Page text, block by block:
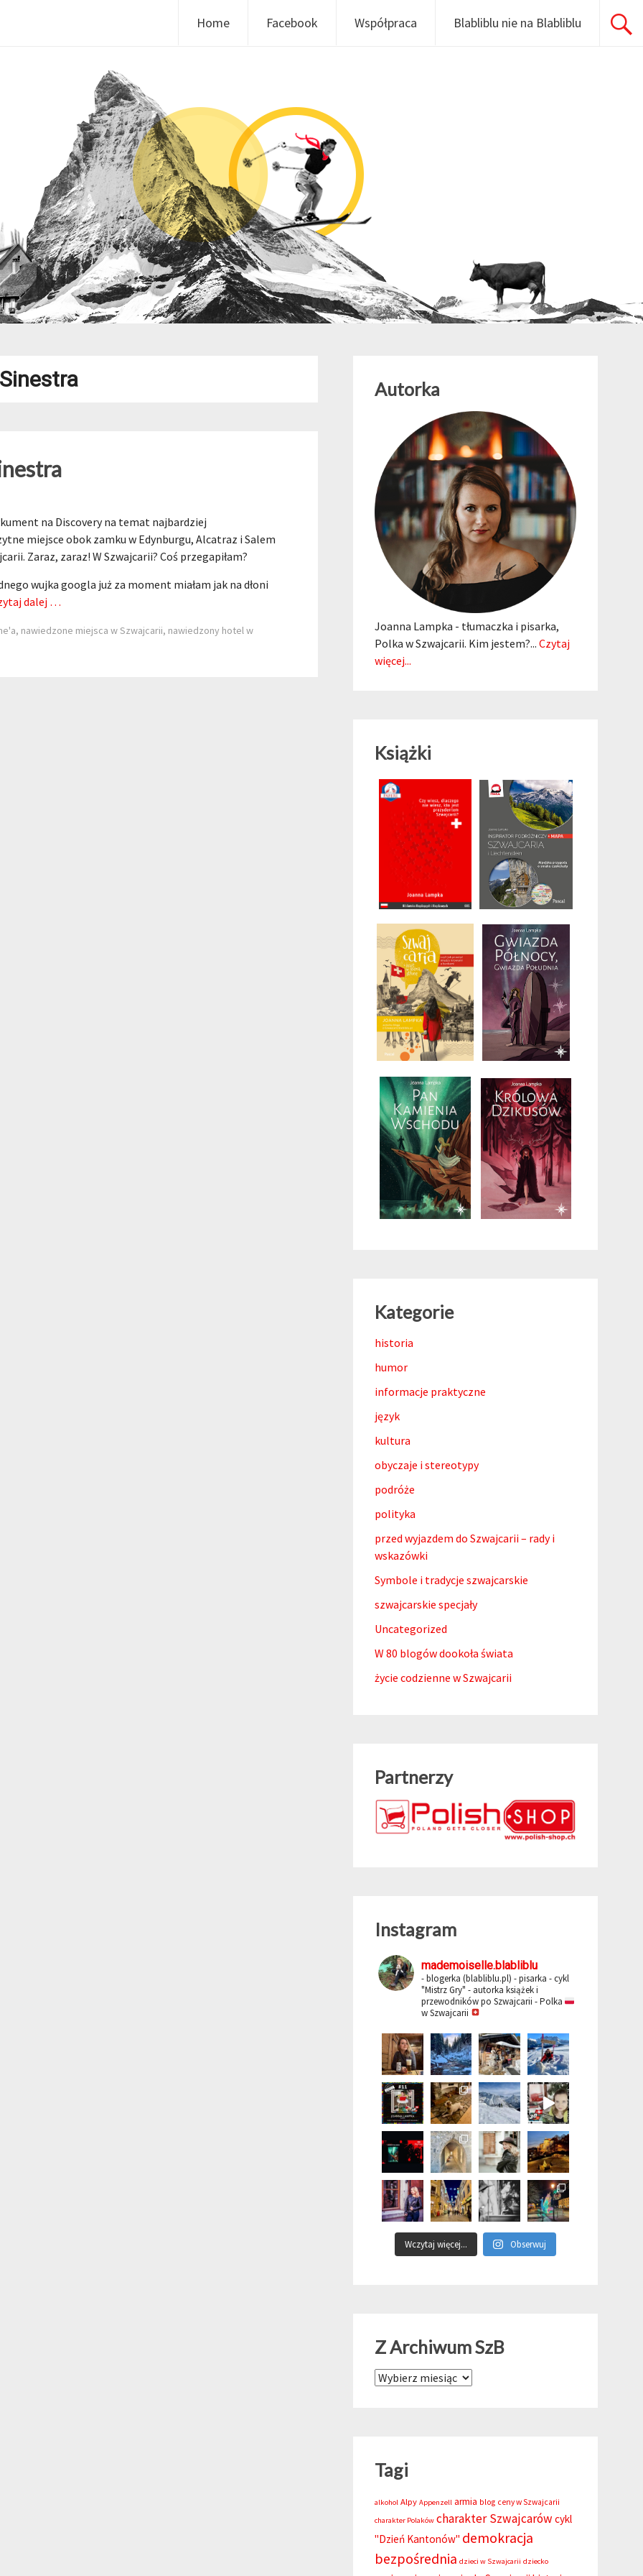
Home Facebook Współpraca Blabliblu nie na Blabliblu
na Discovery na temat najbardziej
miejsce obok zamku w Edynburgu, Alcatraz i Salem
Zaraz, zaraz! W Szwajcarii? Coś przegapiłam?
wujka googla już za moment miałam jak na dłoni
dalej …
, nawiedzone miejsca w Szwajcarii, nawiedzony hotel w
Autorka
Joanna Lampka - tłumaczka i pisarka,
Polka w Szwajcarii. Kim jestem?... Czytaj
więcej...
Książki
Kategorie
historia
humor
informacje praktyczne
język
kultura
obyczaje i stereotypy
podróże
polityka
przed wyjazdem do Szwajcarii – rady i
wskazówki
Symbole i tradycje szwajcarskie
szwajcarskie specjały
Uncategorized
W 80 blogów dookoła świata
życie codzienne w Szwajcarii
Partnerzy
Instagram
mademoiselle.blabliblu
- blogerka (blabliblu.pl) - pisarka - cykl
"Mistrz Gry" - autorka książek i
przewodników po Szwajcarii - Polka
w Szwajcarii
Wczytaj więcej... Obserwuj
Z Archiwum SzB
Z Archiwum SzB
Tagi
alkohol Alpy Appenzell armia blog ceny w Szwajcarii
charakter Polaków charakter Szwajcarów cykl
"Dzień Kantonów" demokracja
bezpośrednia dzieci w Szwajcarii dziecko